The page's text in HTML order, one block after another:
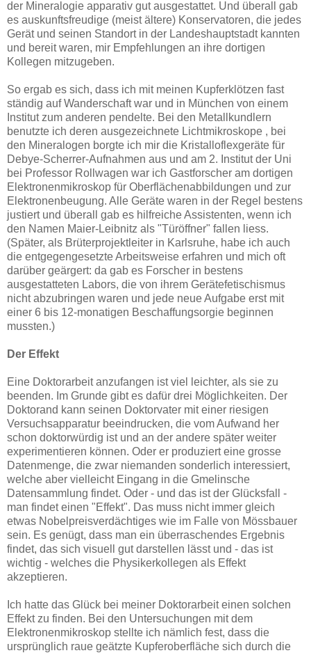
der Mineralogie apparativ gut ausgestattet. Und überall gab
es auskunftsfreudige (meist ältere) Konservatoren, die jedes
Gerät und seinen Standort in der Landeshauptstadt kannten
und bereit waren, mir Empfehlungen an ihre dortigen
Kollegen mitzugeben.
So ergab es sich, dass ich mit meinen Kupferklötzen fast
ständig auf Wanderschaft war und in München von einem
Institut zum anderen pendelte. Bei den Metallkundlern
benutzte ich deren ausgezeichnete Lichtmikroskope , bei
den Mineralogen borgte ich mir die Kristalloflexgeräte für
Debye-Scherrer-Aufnahmen aus und am 2. Institut der Uni
bei Professor Rollwagen war ich Gastforscher am dortigen
Elektronenmikroskop für Oberflächenabbildungen und zur
Elektronenbeugung. Alle Geräte waren in der Regel bestens
justiert und überall gab es hilfreiche Assistenten, wenn ich
den Namen Maier-Leibnitz als "Türöffner" fallen liess.
(Später, als Brüterprojektleiter in Karlsruhe, habe ich auch
die entgegengesetzte Arbeitsweise erfahren und mich oft
darüber geärgert: da gab es Forscher in bestens
ausgestatteten Labors, die von ihrem Gerätefetischismus
nicht abzubringen waren und jede neue Aufgabe erst mit
einer 6 bis 12-monatigen Beschaffungsorgie beginnen
mussten.)
Der Effekt
Eine Doktorarbeit anzufangen ist viel leichter, als sie zu
beenden. Im Grunde gibt es dafür drei Möglichkeiten. Der
Doktorand kann seinen Doktorvater mit einer riesigen
Versuchsapparatur beeindrucken, die vom Aufwand her
schon doktorwürdig ist und an der andere später weiter
experimentieren können. Oder er produziert eine grosse
Datenmenge, die zwar niemanden sonderlich interessiert,
welche aber vielleicht Eingang in die Gmelinsche
Datensammlung findet. Oder - und das ist der Glücksfall -
man findet einen "Effekt". Das muss nicht immer gleich
etwas Nobelpreisverdächtiges wie im Falle von Mössbauer
sein. Es genügt, dass man ein überraschendes Ergebnis
findet, das sich visuell gut darstellen lässt und - das ist
wichtig - welches die Physikerkollegen als Effekt
akzeptieren.
Ich hatte das Glück bei meiner Doktorarbeit einen solchen
Effekt zu finden. Bei den Untersuchungen mit dem
Elektronenmikroskop stellte ich nämlich fest, dass die
ursprünglich raue geätzte Kupferoberfläche sich durch die